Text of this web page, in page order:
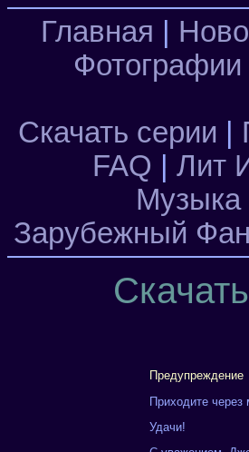
Главная
Фотографии
Скачать серии
FAQ
Лит
Музыка|
Зарубежный
Предупреждение
Приходите через
Удачи!